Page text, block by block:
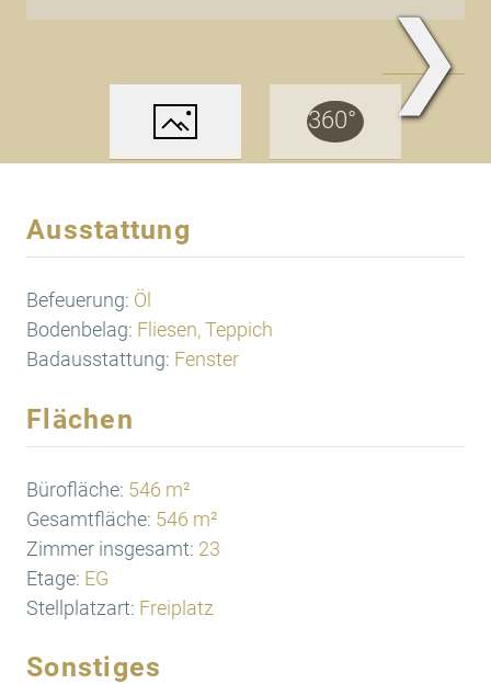
❯
Ausstattung
Befeuerung: Öl
Bodenbelag: Fliesen, Teppich
Badausstattung: Fenster
Flächen
Bürofläche: 546 m²
Gesamtfläche: 546 m²
Zimmer insgesamt: 23
Etage: EG
Stellplatzart: Freiplatz
Sonstiges